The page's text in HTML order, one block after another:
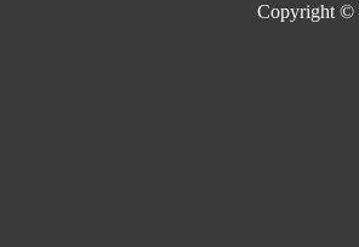
Copyright ©